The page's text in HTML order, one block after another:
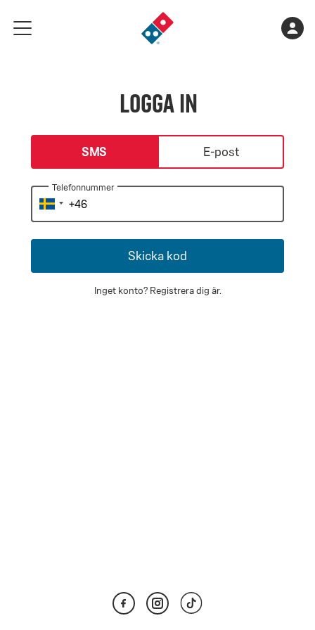
meny
Gå
till
Logga in
login-typeSMS E-post
Telefonnummer
Skicka kod
Inget konto? Registrera dig är.